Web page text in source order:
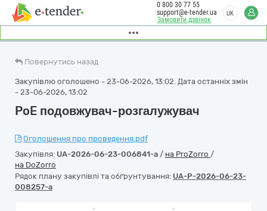
Замовити дзвінок
0 800 30 77 55
support@e-tender.ua
UK
Повернутись назад
Закупівлю оголошено - 23-06-2026, 13:02. Дата останніх змін
- 23-06-2026, 13:02
PoE подовжувач-розгалужувач
Оголошення про проведення.pdf
Закупівля: UA-2026-06-23-006841-a / на ProZorro /
на DoZorro
Рядок плану закупівлі та обґрунтування: UA-P-2026-06-23-
008257-a